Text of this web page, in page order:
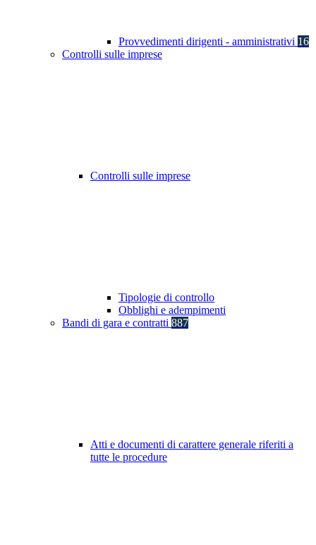
Provvedimenti dirigenti - amministrativi 16
Controlli sulle imprese
Controlli sulle imprese
Tipologie di controllo
Obblighi e adempimenti
Bandi di gara e contratti 887
Atti e documenti di carattere generale riferiti a
tutte le procedure